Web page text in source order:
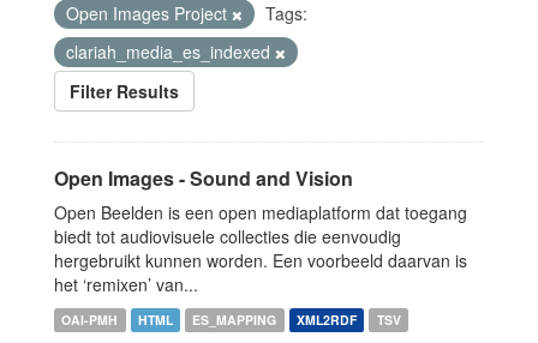
Open Images Project
Tags:
clariah_media_es_indexed
Filter Results
Open Images - Sound and Vision
Open Beelden is een open mediaplatform dat toegang
biedt tot audiovisuele collecties die eenvoudig
hergebruikt kunnen worden. Een voorbeeld daarvan is
het ‘remixen’ van...
OAI-PMH HTML ES_MAPPING XML2RDF TSV